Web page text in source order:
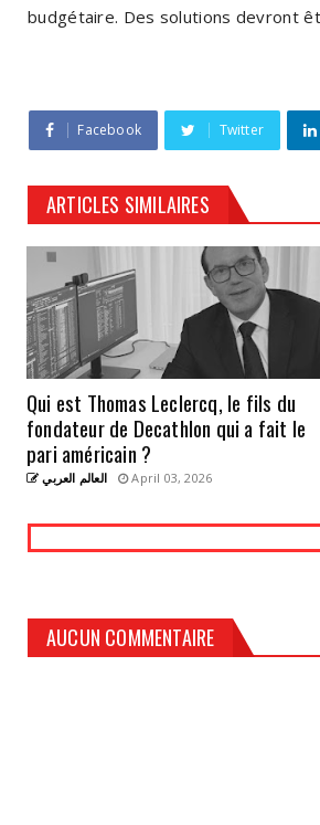
budgétaire. Des solutions devront
Facebook Twitter
ARTICLES SIMILAIRES
Qui est Thomas Leclercq, le fils du
fondateur de Decathlon qui a fait le
pari américain ?
العالم العربي April 03, 2026
AUCUN COMMENTAIRE